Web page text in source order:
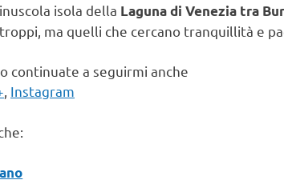
isola della Laguna di Venezia tra
ma quelli che cercano tranquillità e
continuate a seguirmi anche
, Instagram